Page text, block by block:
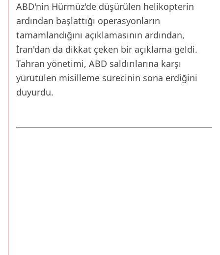
ABD'nin Hürmüz'de düşürülen helikopterin
ardından başlattığı operasyonların
tamamlandığını açıklamasının ardından,
İran'dan da dikkat çeken bir açıklama geldi.
Tahran yönetimi, ABD saldırılarına karşı
yürütülen misilleme sürecinin sona erdiğini
duyurdu.